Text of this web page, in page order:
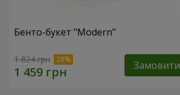
Бенто-букет "Modern"
1 824 грн Замовити